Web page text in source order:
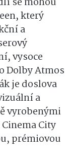
který
a
vysoce
Dolby Atmos
je doslova
a
vyrobenými
City
prémiovou